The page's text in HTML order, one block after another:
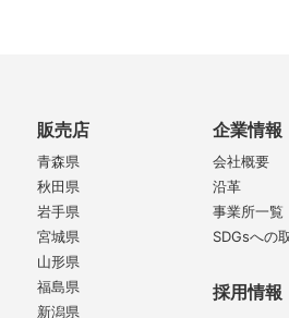
販売店
青森県
秋田県
岩手県
宮城県
山形県
福島県
新潟県
企業情報
会社概要
沿革
事業所一覧
SDGsへの
採用情報